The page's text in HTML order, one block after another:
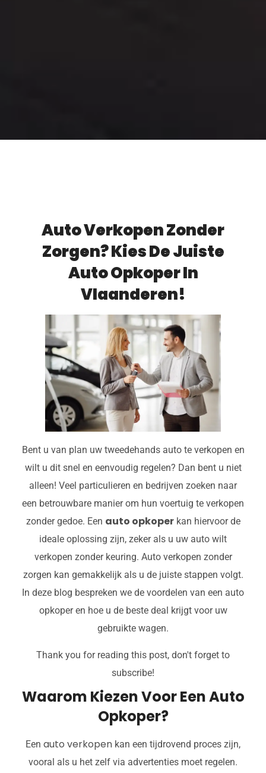
Auto Verkopen Zonder
Zorgen? Kies De Juiste
Auto Opkoper In
Vlaanderen!
Bent u van plan uw tweedehands auto te verkopen en
wilt u dit snel en eenvoudig regelen? Dan bent u niet
alleen! Veel particulieren en bedrijven zoeken naar
een betrouwbare manier om hun voertuig te verkopen
zonder gedoe. Een auto opkoperkan hiervoor de
ideale oplossing zijn, zeker als u uw auto wilt
verkopen zonder keuring. Auto verkopen zonder
zorgen kan gemakkelijk als u de juiste stappen volgt.
In deze blog bespreken we de voordelen van een auto
opkoper en hoe u de beste deal krijgt voor uw
gebruikte wagen.
Thank you for reading this post, don't forget to
subscribe!
Waarom Kiezen Voor Een Auto
Opkoper?
Een auto verkopen kan een tijdrovend proces zijn,
vooral als u het zelf via advertenties moet regelen.